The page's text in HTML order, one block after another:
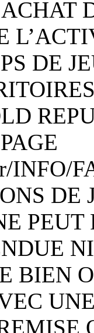
DE
INFO/
DE
BIEN